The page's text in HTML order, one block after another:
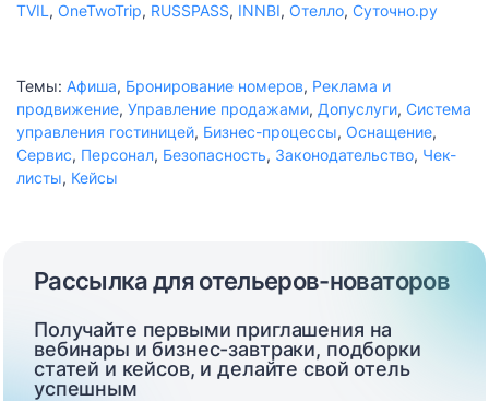
TVIL , OneTwoTrip, RUSSPASS, INNBI, Отелло, Суточно.ру
Темы: Афиша, Бронирование номеров, Реклама и
продвижение, Управление продажами, Допуслуги, Система
управления гостиницей, Бизнес-процессы, Оснащение,
Сервис, Персонал, Безопасность, Законодательство, Чек-
листы, Кейсы
Рассылка для отельеров-новаторов
Получайте первыми приглашения на
вебинары и бизнес-завтраки, подборки
статей и кейсов, и делайте свой отель
успешным